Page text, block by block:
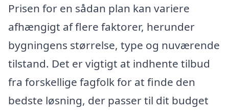
Prisen for en sådan plan kan variere
afhængigt af flere faktorer, herunder
bygningens størrelse, type og nuværende
tilstand. Det er vigtigt at indhente tilbud
fra forskellige fagfolk for at finde den
bedste løsning, der passer til dit budget